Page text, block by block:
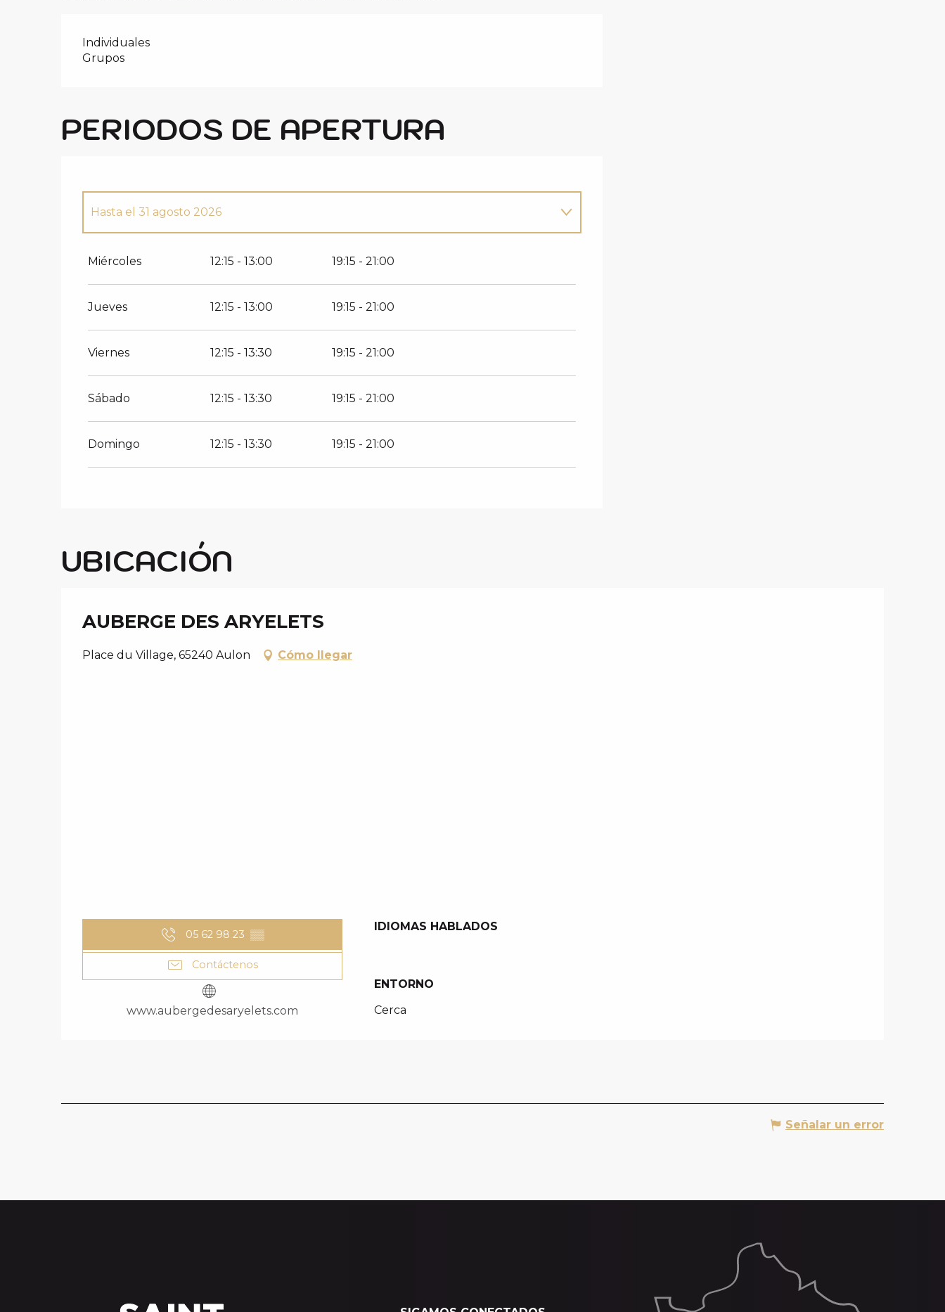
Individuales
Grupos
PERIODOS DE APERTURA
Del 1 enero 2026
Hasta el 31 agosto 2026
Miércoles 12:15 - 13:00 19:15 - 21:00
Jueves 12:15 - 13:00 19:15 - 21:00
Viernes 12:15 - 13:30 19:15 - 21:00
Sábado 12:15 - 13:30 19:15 - 21:00
Domingo 12:15 - 13:30 19:15 - 21:00
UBICACIÓN
AUBERGE DES ARYELETS
Place du Village, 65240 Aulon Cómo llegar
05 62 98 23 ▒▒
Contáctenos
www.aubergedesaryelets.com
IDIOMAS HABLADOS
IDIOMAS HABLADOS
ENTORNO
ENTORNO
Cerca
Señalar un error